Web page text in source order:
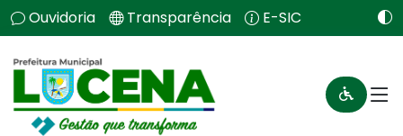
Ouvidoria Transparência E-SIC